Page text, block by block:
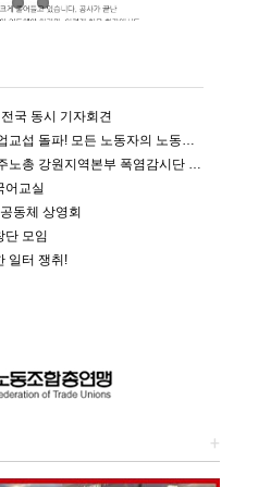
국 동시 기자회견
자의 노동기본권 쟁취! 민주노총 7.15 총파업대회
원지역본부 폭염감시단 선포 기자회견
어교실
동체 상영회
단 모임
일터 쟁취!
+